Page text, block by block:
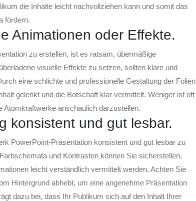
die Inhalte leicht nachvollziehen kann und somit das
fördern.
Animationen oder Effekte.
zu erstellen, ist es ratsam, übermäßige
visuelle Effekte zu setzen, sollten klare und
eine schlichte und professionelle Gestaltung der Folien
gelenkt und die Botschaft klar vermittelt. Weniger ist oft
Atomkraftwerke anschaulich darzustellen.
konsistent und gut lesbar.
PowerPoint-Präsentation konsistent und gut lesbar zu
und Kontrasten können Sie sicherstellen,
leicht verständlich vermittelt werden. Achten Sie
Hintergrund abhebt, um eine angenehme Präsentation
dazu bei, dass Ihr Publikum sich auf den Inhalt Ihrer